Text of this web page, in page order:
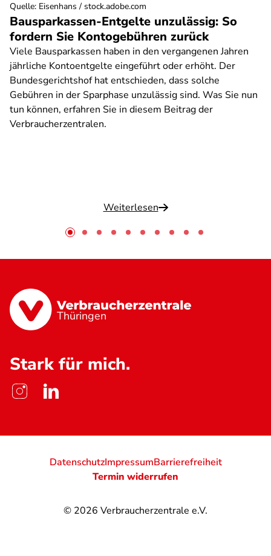
Bausparkassen-Entgelte unzulässig: So
fordern Sie Kontogebühren zurück
Viele Bausparkassen haben in den vergangenen Jahren
jährliche Kontoentgelte eingeführt oder erhöht. Der
Bundesgerichtshof hat entschieden, dass solche
Gebühren in der Sparphase unzulässig sind. Was Sie nun
tun können, erfahren Sie in diesem Beitrag der
Verbraucherzentralen.
Weiterlesen
Quelle: Eisenhans / stock.adobe.com
Thüringen
Stark für mich.
© 2026 Verbraucherzentrale e.V.
DatenschutzImpressumBarrierefreiheit
Termin widerrufen